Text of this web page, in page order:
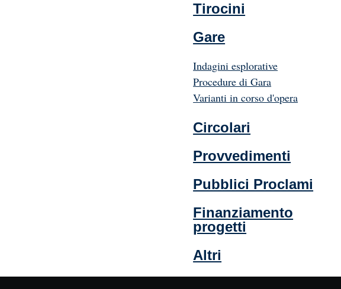
Tirocini
Gare
Indagini esplorative
Procedure di Gara
Varianti in corso d'opera
Circolari
Provvedimenti
Pubblici Proclami
Finanziamento
progetti
Altri